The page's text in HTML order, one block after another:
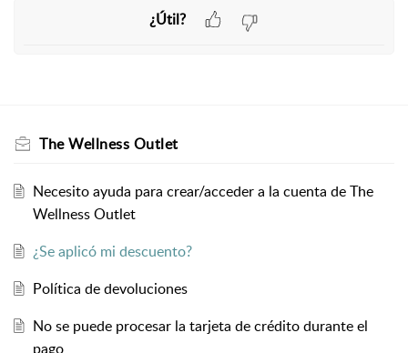
¿Útil?
The Wellness Outlet
Necesito ayuda para crear/acceder a la cuenta de The
Wellness Outlet
¿Se aplicó mi descuento?
Política de devoluciones
No se puede procesar la tarjeta de crédito durante el
pago